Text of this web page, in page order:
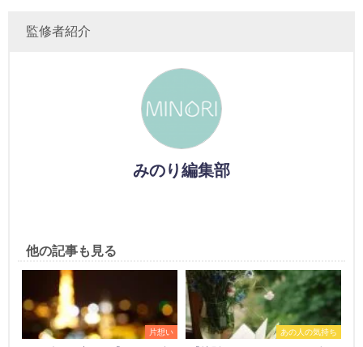
監修者紹介
みのり編集部
他の記事も見る
片想い あの人の気持ち